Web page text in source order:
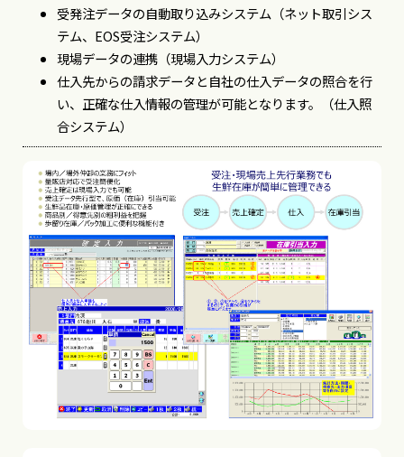
受発注データの自動取り込みシステム（ネット取引シス
テム、EOS受注システム）
現場データの連携（現場入力システム）
仕入先からの請求データと自社の仕入データの照合を行
い、正確な仕入情報の管理が可能となります。（仕入照
合システム）